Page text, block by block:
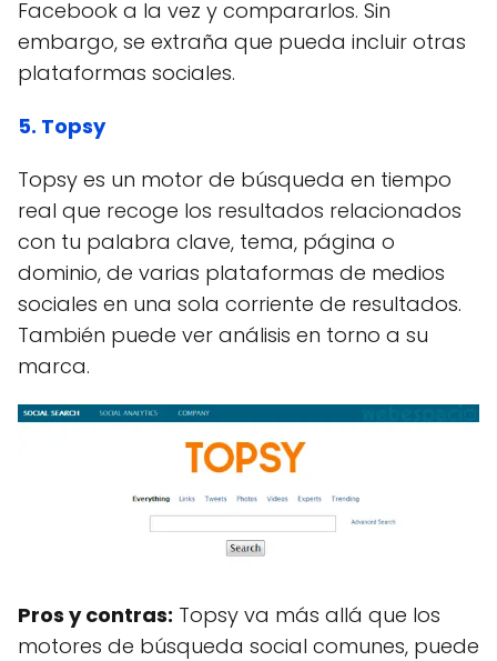
Facebook a la vez y compararlos. Sin
embargo, se extraña que pueda incluir otras
plataformas sociales.
5. Topsy
Topsy es un motor de búsqueda en tiempo
real que recoge los resultados relacionados
con tu palabra clave, tema, página o
dominio, de varias plataformas de medios
sociales en una sola corriente de resultados.
También puede ver análisis en torno a su
marca.
Pros y contras: Topsy va más allá que los
motores de búsqueda social comunes, puede